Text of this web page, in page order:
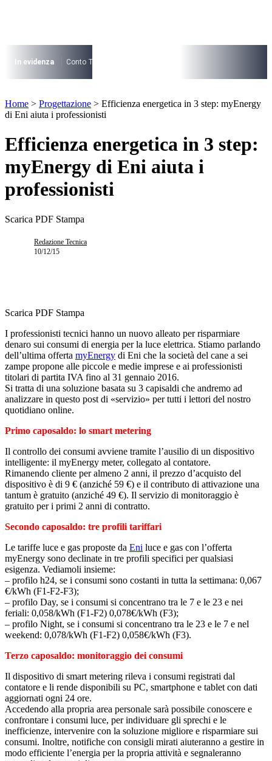
I più cercati
Lorem ipsum dolor sit amet consectetur
Lorem ipsum dolor sit amet consectetur
In evidenza Conto Termico
Lorem ipsum dolor sit amet consectetur
Home > Progettazione > Efficienza energetica in 3 step: myEnergy
di Eni aiuta i professionisti
Efficienza energetica in 3 step:
myEnergy di Eni aiuta i
professionisti
Scarica PDF Stampa
Redazione Tecnica
10/12/15
Scarica PDF Stampa
I professionisti tecnici hanno un nuovo alleato per risparmiare
denaro sui consumi di energia per la luce elettrica. Stiamo parlando
dell’ultima offerta myEnergy di Eni che la società del cane a sei
zampe propone alle piccole e medie imprese e ai professionisti
titolari di partita IVA fino al 31 gennaio 2016.
Si tratta di una soluzione basata su 3 capisaldi che andremo ad
analizzare in questo post di «servizio» per tutti i lettori del nostro
quotidiano online.
Primo caposaldo: lo smart metering
Il controllo dei consumi avviene tramite l’ausilio di un dispositivo
intelligente: il myEnergy meter, collegato al contatore.
Rimanendo cliente per almeno 2 anni, il prezzo d’acquisto del
dispositivo è di 9 € (anziché 59 €) e il contributo di attivazione una
tantum è gratuito (anziché 49 €). Il servizio di monitoraggio è
gratuito per i primi 2 anni di contratto.
Secondo caposaldo: tre profili tariffari
Le tariffe luce e gas proposte da Eni luce e gas con l’offerta
myEnergy sono declinate in tre profili specifici per qualsiasi
esigenza. Vediamoli insieme:
– profilo h24, se i consumi sono costanti in tutta la settimana: 0,067
€/kWh (F1-F2-F3);
– profilo Day, se i consumi si concentrano tra le 7 e le 23 e nei
feriali: 0,058/kWh (F1-F2) 0,078€/kWh (F3);
– profilo Night, se i consumi si concentrano tra le 23 e le 7 e nel
weekend: 0,078/kWh (F1-F2) 0,058€/kWh (F3).
Terzo caposaldo: monitoraggio dei consumi
Il dispositivo di smart metering rileva i consumi registrati dal
contatore e li rende disponibili su PC, smartphone e tablet con dati
aggiornati ogni 24 ore.
Accedendo alla propria area personale sarà possibile conoscere e
confrontare i consumi luce, per individuare gli sprechi e le
inefficienze, intervenire con la soluzione migliore e risparmiare sui
consumi. Inoltre, notifiche con consigli mirati aiuteranno a gestire in
modo efficiente l’energia per la propria attività e segnaleranno